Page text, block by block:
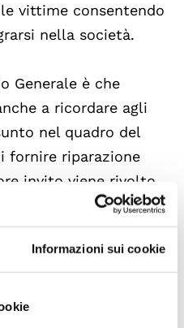
Informazioni sui cookie
vittime consentendo
nella società.
Generale è che
a ricordare agli
nel quadro del
fornire riparazione
invito viene rivolto
sono parte della
e del suo
ratificare tali